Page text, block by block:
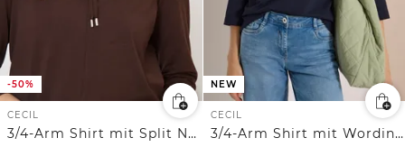
-50%
CECIL
3/4-Arm Shirt mit Split Neck
NEW
CECIL
3/4-Arm Shirt mit Wording im Leo-Look